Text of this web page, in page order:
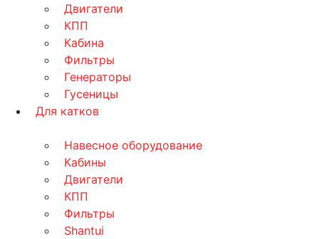
Двигатели
КПП
Кабина
Фильтры
Генераторы
Гусеницы
Для катков
Навесное оборудование
Кабины
Двигатели
КПП
Фильтры
Shantui